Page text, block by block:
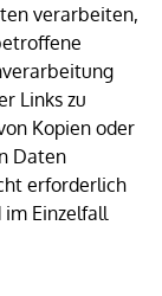
verarbeiten,
Links zu
Kopien oder
Daten
erforderlich
Einzelfall